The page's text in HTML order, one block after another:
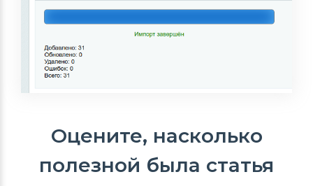
Оцените, насколько
полезной была статья